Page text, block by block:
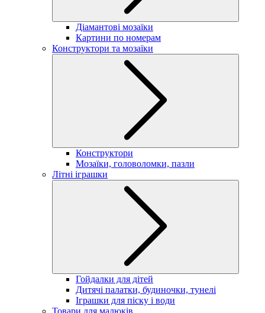
Діамантові мозаїки
Картини по номерам
Конструктори та мозаїки
Конструктори
Мозаїки, головоломки, пазли
Літні іграшки
Гойдалки для дітей
Дитячі палатки, будиночки, тунелі
Іграшки для піску і води
Товари для малюків